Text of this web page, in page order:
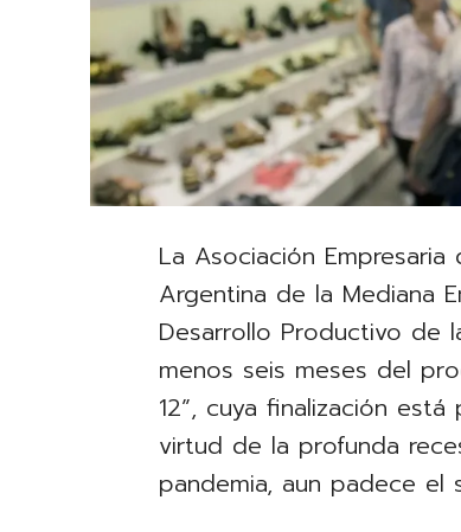
La Asociación
Argentina de la Mediana
Desarrollo Productivo de
menos seis meses del
12”, cuya finalización
virtud de la profunda
pandemia, aun padece